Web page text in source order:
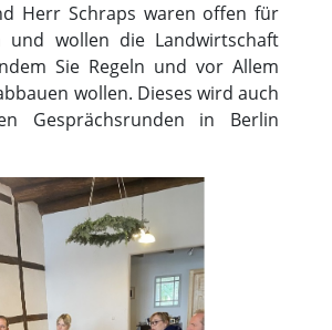
Herr Schraps waren offen für
und wollen die Landwirtschaft
Sie Regeln und vor Allem
wollen. Dieses wird auch
Gesprächsrunden in Berlin